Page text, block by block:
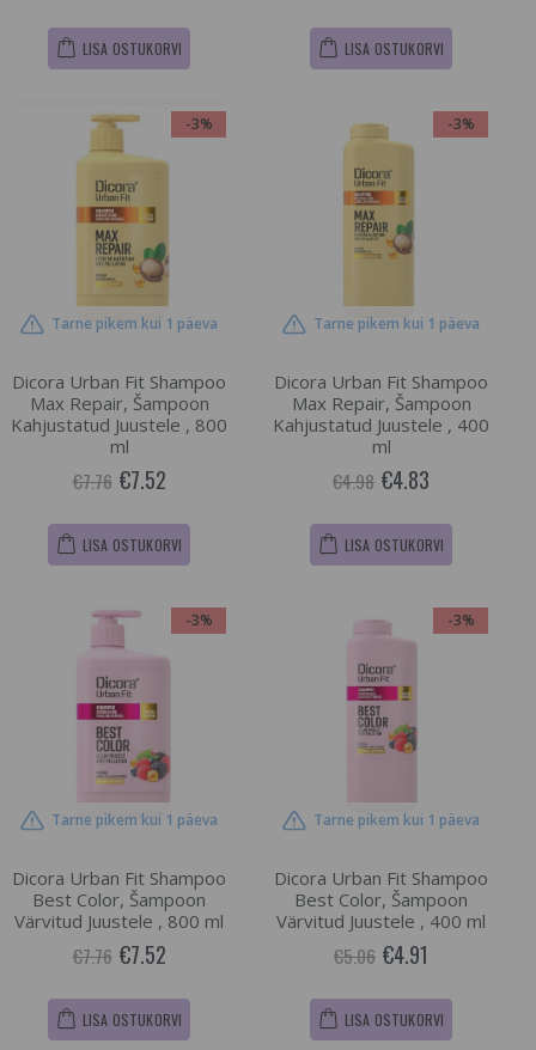
LISA OSTUKORVI LISA OSTUKORVI
-3%
Tarne pikem kui 1 päeva
Dicora Urban Fit Shampoo
Max Repair, Šampoon
Kahjustatud Juustele , 800
ml
€7.76 €7.52
LISA OSTUKORVI
-3%
Tarne pikem kui 1 päeva
Dicora Urban Fit Shampoo
Max Repair, Šampoon
Kahjustatud Juustele , 400
ml
€4.98 €4.83
LISA OSTUKORVI
-3%
Tarne pikem kui 1 päeva
Dicora Urban Fit Shampoo
Best Color, Šampoon
Värvitud Juustele , 800 ml
€7.76 €7.52
LISA OSTUKORVI
-3%
Tarne pikem kui 1 päeva
Dicora Urban Fit Shampoo
Best Color, Šampoon
Värvitud Juustele , 400 ml
€5.06 €4.91
LISA OSTUKORVI